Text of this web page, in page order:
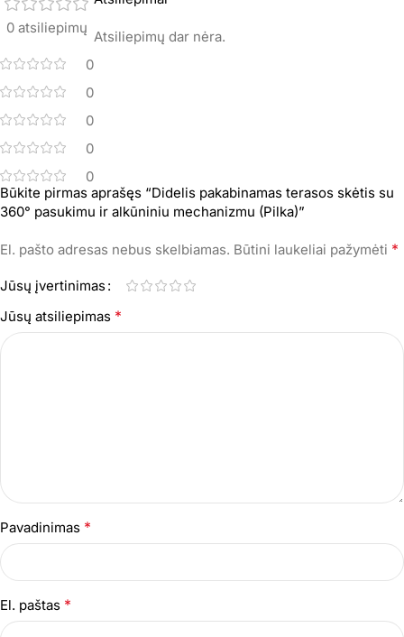
0 atsiliepimų
0
0
0
0
0
Atsiliepimų dar nėra.
Būkite pirmas aprašęs “Didelis pakabinamas terasos skėtis su
360° pasukimu ir alkūniniu mechanizmu (Pilka)”
El. pašto adresas nebus skelbiamas. Būtini laukeliai pažymėti *
Jūsų įvertinimas
Jūsų atsiliepimas *
Pavadinimas *
El. paštas *